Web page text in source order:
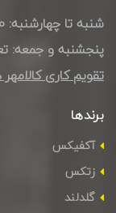
شنبه تا چهارشنبه: 8:00 الی 17:30
پنجشنبه و جمعه:
تقویم کاری کالامهر
برندها
آکفیکس
زتکس
گلدلند